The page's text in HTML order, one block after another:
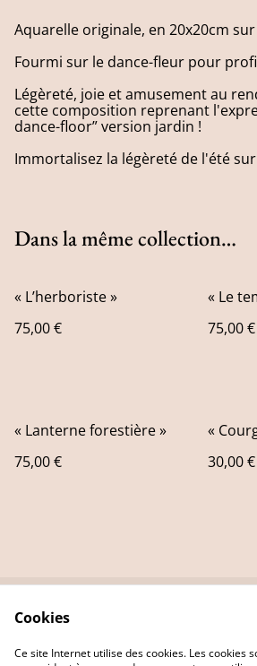
Aquarelle originale, en 20x20cm
Fourmi sur le dance-fleur pour
Légèreté, joie et amusement au
cette composition reprenant
dance-floor” version jardin !
Immortalisez la légèreté de l'été
Dans la même collection…
« L’herboriste »
75,00 €
« Le
75,00 €
« Lanterne forestière »
75,00 €
«
30,00 €
Privacy Policy
Cookies
Ce site Internet utilise des cookies. Les cookies